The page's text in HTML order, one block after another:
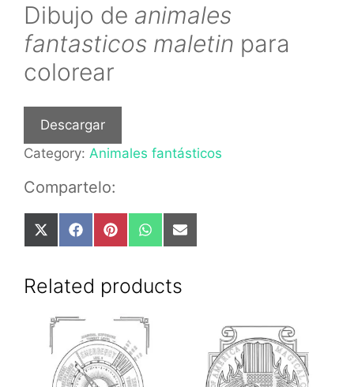
Dibujo de animales
fantasticos maletin para
colorear
Descargar
Category: Animales fantásticos
Compartelo:
Share
on
(Twitter)
Share
on
Share
on
Share
on
Share
on
Related products